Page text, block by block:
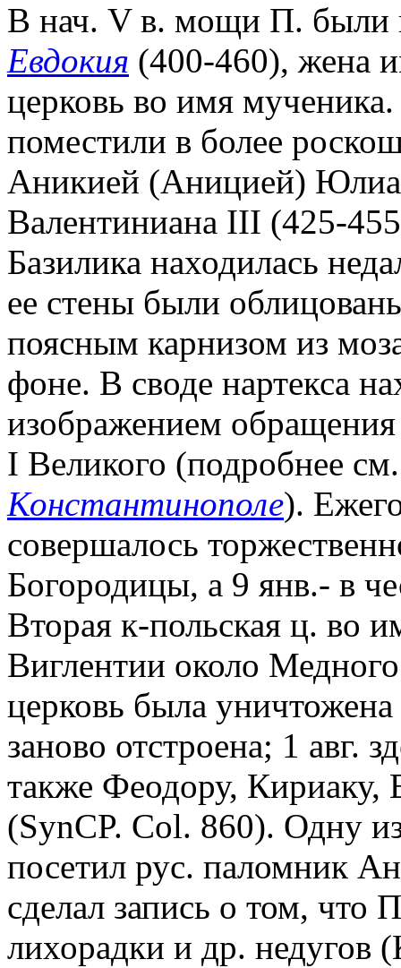
В нач. V в. мощи П. были
Евдокия (400-460), жена
церковь во имя
поместили в более
Аникией (Аницией)
Валентиниана III (425-
Базилика находилась
ее стены были
поясным карнизом из
фоне. В своде нартекса
изображением
I Великого (подробнее
Константинополе).
совершалось
Богородицы, а 9 янв.- в
Вторая к-польская ц. во
Виглентии около
церковь была
заново отстроена; 1 авг.
также Феодору, Кириаку,
(SynCP. Col. 860). Одну
посетил рус. паломник
сделал запись о том, что
лихорадки и др.